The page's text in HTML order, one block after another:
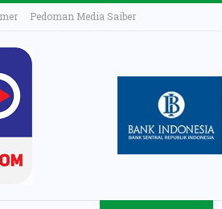
Pedoman Media Saiber